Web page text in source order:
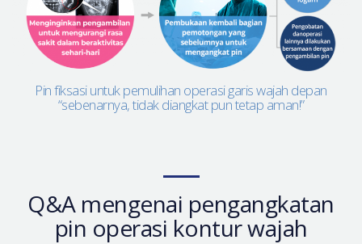
Pin fiksasi untuk pemulihan operasi garis wajah depan
“sebenarnya, tidak diangkat pun tetap aman!”
Q&A mengenai pengangkatan
pin operasi kontur wajah